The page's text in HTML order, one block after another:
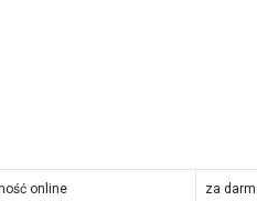
online za